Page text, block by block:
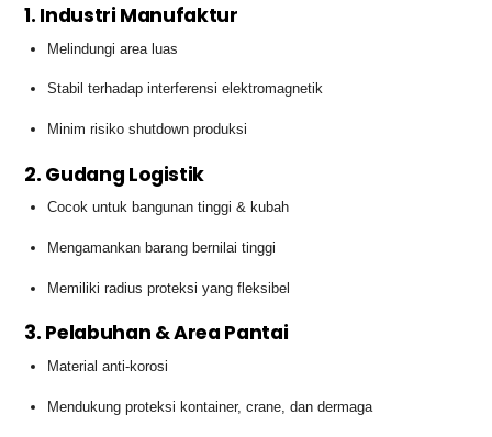
1. Industri Manufaktur
Melindungi area luas
Stabil terhadap interferensi elektromagnetik
Minim risiko shutdown produksi
2. Gudang Logistik
Cocok untuk bangunan tinggi & kubah
Mengamankan barang bernilai tinggi
Memiliki radius proteksi yang fleksibel
3. Pelabuhan & Area Pantai
Material anti-korosi
Mendukung proteksi kontainer, crane, dan dermaga